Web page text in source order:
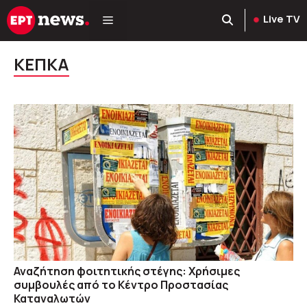
Μετάβαση
σε
Live TV
ΚΕΠΚΑ
Αναζήτηση φοιτητικής στέγης: Χρήσιμες
συμβουλές από το Κέντρο Προστασίας
Καταναλωτών